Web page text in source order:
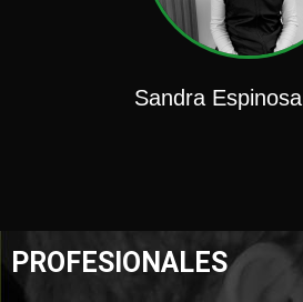
Sandra
PROFESIONALES